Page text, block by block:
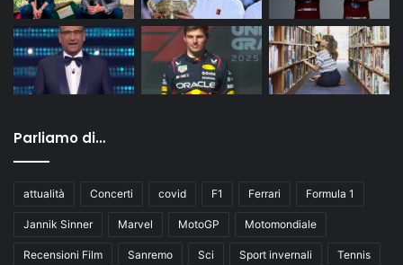
Parliamo di…
attualità Concerti covid F1 Ferrari Formula 1
Jannik Sinner Marvel MotoGP Motomondiale
Recensioni Film Sanremo Sci Sport invernali Tennis